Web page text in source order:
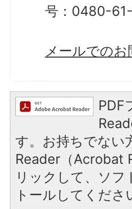
号：0480-
メールでの
PDF
す。お持ちでない
Reader（Acrobat
リックして、ソ
トールしてくださ